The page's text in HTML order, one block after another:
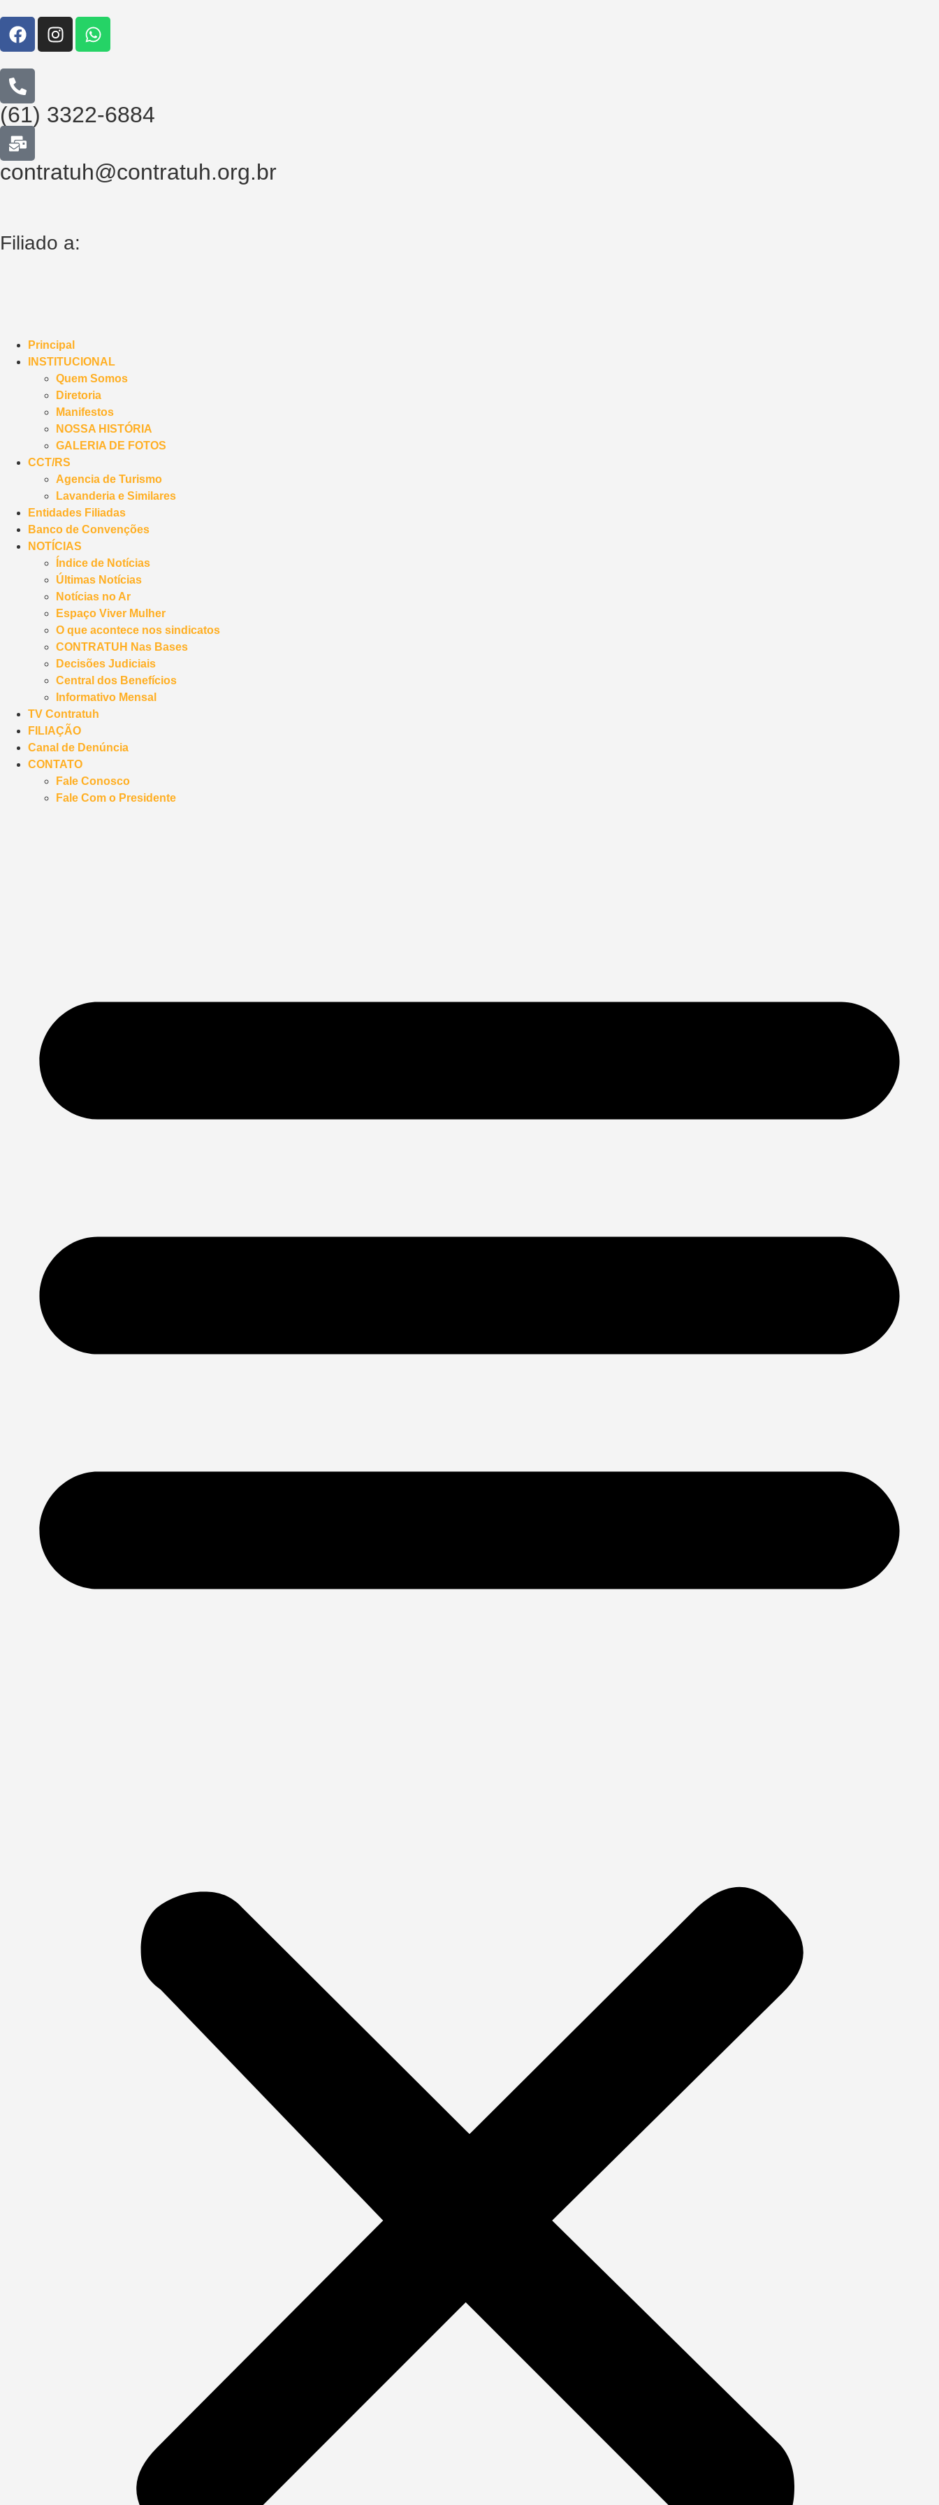
(61) 3322-6884
contratuh@contratuh.org.br
Filiado a:
Principal
INSTITUCIONAL
Quem Somos
Diretoria
Manifestos
NOSSA HISTÓRIA
GALERIA DE FOTOS
CCT/RS
Agencia de Turismo
Lavanderia e Similares
Entidades Filiadas
Banco de Convenções
NOTÍCIAS
Índice de Notícias
Últimas Notícias
Notícias no Ar
Espaço Viver Mulher
O que acontece nos sindicatos
CONTRATUH Nas Bases
Decisões Judiciais
Central dos Benefícios
Informativo Mensal
TV Contratuh
FILIAÇÃO
Canal de Denúncia
CONTATO
Fale Conosco
Fale Com o Presidente